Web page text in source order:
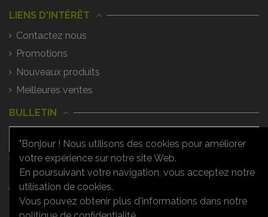
LIENS D'INTÉRÊT
Contactez nous
Promotions
Nouveaux produits
Meilleures ventes
BULLETIN
Vous pouvez vous désinscrire à tout
moment. Vous trouverez pour cela nos
informations de contact dans les
conditions d'utilisation du site.
"Bonjour ! Nous utilisons des cookies pour améliorer
votre expérience sur notre site Web.
En poursuivant votre navigation, vous acceptez notre
utilisation de cookies.
Vous pouvez obtenir plus d'informations dans notre